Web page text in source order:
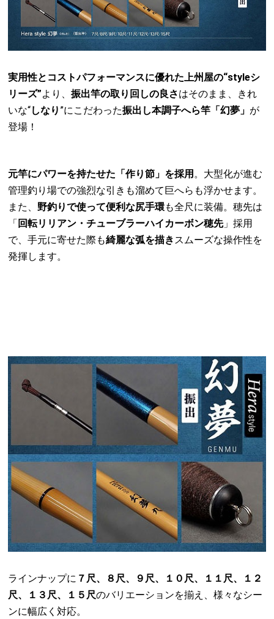
実用性とコストパフォーマンスに優れた上州屋の“styleシ
リーズ”より、振出竿の取り回しの良さはそのまま、きれ
いな“しなり ”にこだわった振出し本調子へら竿「幻夢」 が
登場！
元竿にパワーを持たせた「作り節」を採用 。大型化が進む
管理釣り場での強烈な引きも溜めて巨へらも浮かせます。
また、野釣りで使って便利な尻手環も全尺に装備。穂先は
「 回転リリアン・チューブラーハイカーボン穂先」採用
で、手元に寄せた際も綺麗な弧を描きスムーズな操作性を
発揮します。
ラインナップに ７尺、８尺、９尺、１０尺、１１尺、１２
尺、１３尺、１５尺のバリエーションを揃え、様々なシー
ンに幅広く対応。